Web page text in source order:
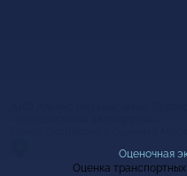
Оценочная
Оценка